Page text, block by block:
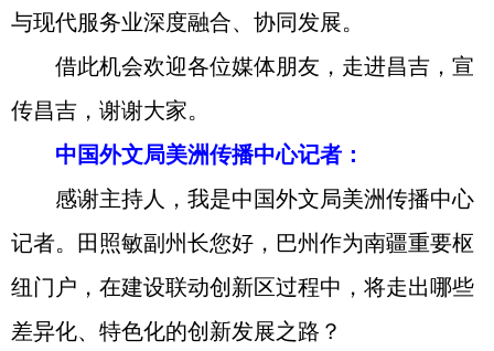
与现代服务业深度融合、协同发展。
借此机会欢迎各位媒体朋友，走进昌吉，宣
传昌吉，谢谢大家。
中国外文局美洲传播中心记者：
感谢主持人，我是中国外文局美洲传播中心
记者。田照敏副州长您好，巴州作为南疆重要枢
纽门户，在建设联动创新区过程中，将走出哪些
差异化、特色化的创新发展之路？